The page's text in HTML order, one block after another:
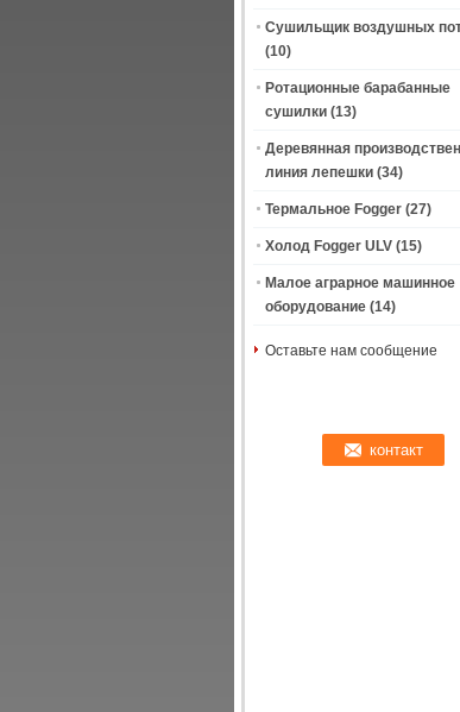
Сушильщик воздушных
(10)
Ротационные барабанные
сушилки (13)
Деревянная
линия лепешки (34)
Термальное Fogger (27)
Холод Fogger ULV (15)
Малое аграрное машинное
оборудование (14)
Оставьте нам сообщение